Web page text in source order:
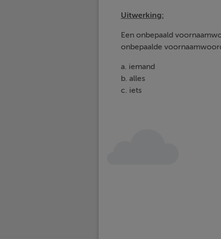
Uitwerking:
Een onbepaald
onbepaalde
a. iemand
b. alles
c. iets